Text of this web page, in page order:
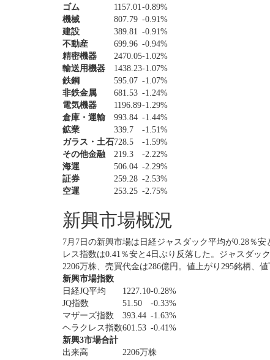
ゴム
1157.01-0.89%
機械
807.79 -0.91%
建設
389.81 -0.91%
不動産
699.96 -0.94%
精密機器
2470.05-1.02%
輸送用機器
1438.23-1.07%
鉄鋼
595.07 -1.07%
非鉄金属
681.53 -1.24%
電気機器
1196.89-1.29%
倉庫・運輸
993.84 -1.44%
鉱業
339.7
-1.51%
ガラス・土石728.5
-1.59%
その他金融
219.3
-2.22%
海運
506.04 -2.29%
証券
259.28 -2.53%
空運
253.25 -2.75%
新興市場概況
7月7日の新興市場は日経ジャスダック平均が0.28％
レス指数は0.41％安と4日ぶり反落した。ジャスダッ
2206万株、売買代金は286億円。値上がり295銘柄、
新興市場指数
日経JQ平均
1227.10-0.28%
JQ指数
51.50
-0.33%
マザーズ指数
393.44 -1.63%
ヘラクレス指数601.53 -0.41%
新興3市場合計
出来高
2206万株